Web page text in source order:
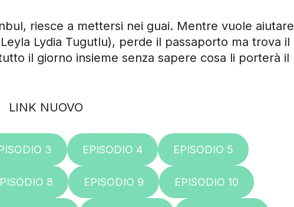
riesce a mettersi nei guai. Mentre vuole aiutare
Lydia Tugutlu), perde il passaporto ma trova il
il giorno insieme senza sapere cosa li porterà il
LINK NUOVO
3 EPISODIO 4 EPISODIO 5
8 EPISODIO 9 EPISODIO 10